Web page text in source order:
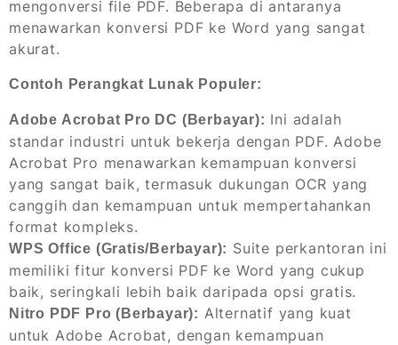
mengonversi file PDF. Beberapa di antaranya
menawarkan konversi PDF ke Word yang sangat
akurat.
Contoh Perangkat Lunak Populer:
Adobe Acrobat Pro DC (Berbayar): Ini adalah
standar industri untuk bekerja dengan PDF. Adobe
Acrobat Pro menawarkan kemampuan konversi
yang sangat baik, termasuk dukungan OCR yang
canggih dan kemampuan untuk mempertahankan
format kompleks.
WPS Office (Gratis/Berbayar): Suite perkantoran ini
memiliki fitur konversi PDF ke Word yang cukup
baik, seringkali lebih baik daripada opsi gratis.
Nitro PDF Pro (Berbayar): Alternatif yang kuat
untuk Adobe Acrobat, dengan kemampuan